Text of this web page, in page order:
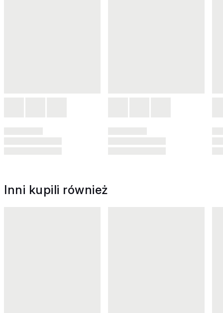
Inni kupili również